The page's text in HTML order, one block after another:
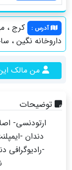
آدرس :
کرج ،
داروخانه نگین ،
من مالک
توضیحات
ارتودنسی-
دندان -
-رادیوگرافی